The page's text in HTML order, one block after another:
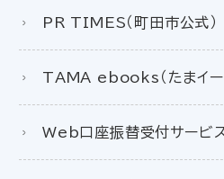
PR TIMES（町田市公式）
TAMA ebooks（たまイー
Web口座振替受付サービ